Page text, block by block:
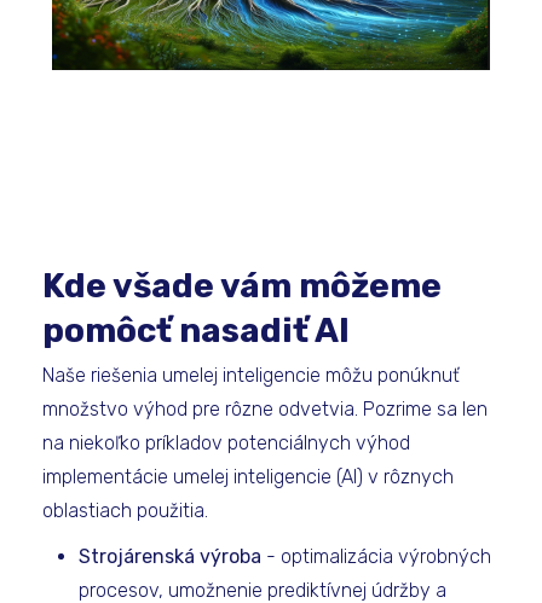
Kde všade vám môžeme
pomôcť nasadiť AI
Naše riešenia umelej inteligencie môžu ponúknuť
množstvo výhod pre rôzne odvetvia. Pozrime sa len
na niekoľko príkladov potenciálnych výhod
implementácie umelej inteligencie (AI) v rôznych
oblastiach použitia.
Strojárenská výroba - optimalizácia výrobných
procesov, umožnenie prediktívnej údržby a